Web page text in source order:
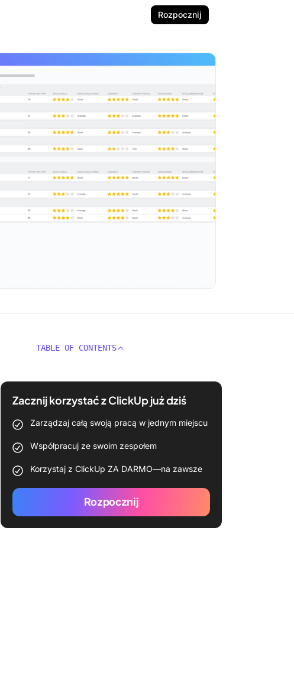
Rozpocznij
TABLE OF CONTENTS
Zacznij korzystać z ClickUp już dziś
Zarządzaj całą swoją pracą w jednym miejscu
Współpracuj ze swoim zespołem
Korzystaj z ClickUp ZA DARMO—na zawsze
Rozpocznij